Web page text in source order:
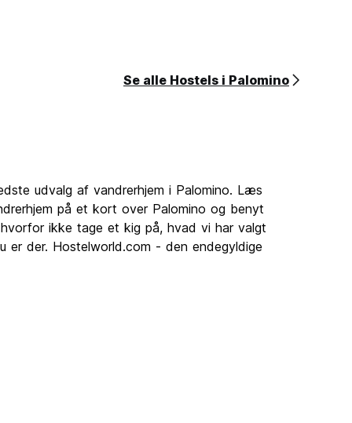
Se alle Hostels i Palomino
udvalg af vandrerhjem i Palomino. Læs
på et kort over Palomino og benyt
ikke tage et kig på, hvad vi har valgt
er der. Hostelworld.com - den endegyldige